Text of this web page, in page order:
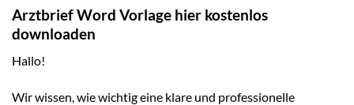
Arztbrief Word Vorlage hier kostenlos
downloaden
Hallo!
Wir wissen, wie wichtig eine klare und professionelle